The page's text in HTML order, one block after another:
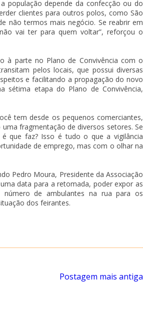
população depende da confecção ou do
clientes para outros polos, como São
não termos mais negócio. Se reabrir em
vai ter para quem voltar”, reforçou o
à parte no Plano de Convivência com o
pelos locais, que possui diversas
e facilitando a propagação do novo
sétima etapa do Plano de Convivência,
tem desde os pequenos comerciantes,
fragmentação de diversos setores. Se
que faz? Isso é tudo o que a vigilância
de emprego, mas com o olhar na
Pedro Moura, Presidente da Associação
data para a retomada, poder expor as
número de ambulantes na rua para os
dos feirantes.
Postagem mais antiga